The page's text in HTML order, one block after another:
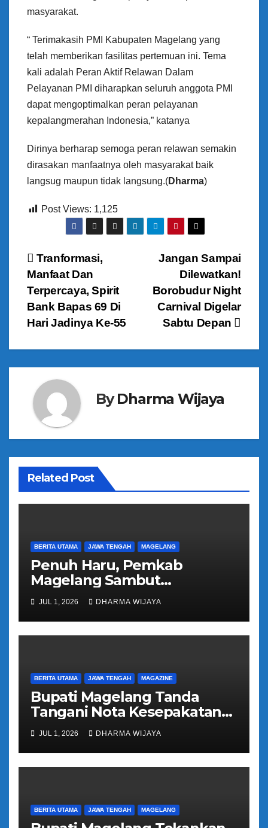
masyarakat.
“ Terimakasih PMI Kabupaten Magelang yang
telah memberikan fasilitas pertemuan ini. Tema
kali adalah Peran Aktif Relawan Dalam
Pelayanan PMI diharapkan seluruh anggota PMI
dapat mengoptimalkan peran pelayanan
kepalangmerahan Indonesia,” katanya
Dirinya berharap semoga peran relawan semakin
dirasakan manfaatnya oleh masyarakat baik
langsug maupun tidak langsung.(Dharma)
Post Views: 1,125
N
a
v
a
s
i
p
o
s
Jangan Sampai
Dilewatkan!
Borobudur Night
Carnival Digelar
Sabtu Depan
Tranformasi,
Manfaat Dan
Terpercaya, Spirit
Bank Bapas 69 Di
Hari Jadinya Ke-55
ByDharma Wijaya
Related Post
BERITA UTAMA JAWA TENGAH MAGELANG
Penuh Haru, Pemkab
Magelang Sambut
Kepulangan Jemaah Haji
Kloter 81
JUL 1, 2026 DHARMA WIJAYA
BERITA UTAMA JAWA TENGAH MAGAZINE
Bupati Magelang Tanda
Tangani Nota Kesepakatan
Pengalihan Pelayanan
Regident Di Kecamatan
Bandongan
JUL 1, 2026 DHARMA WIJAYA
BERITA UTAMA JAWA TENGAH MAGELANG